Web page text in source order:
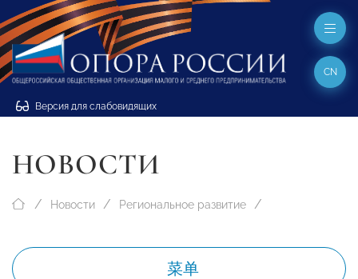
Версия для слабовидящих
CN
НОВОСТИ
Новости Региональное развитие
菜单